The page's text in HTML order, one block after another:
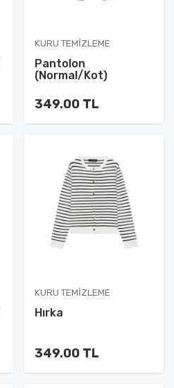
KURU TEMIZLEME
Pantolon
(Normal/Kot)
349.00 TL
KURU TEMIZLEME
Hırka
349.00 TL